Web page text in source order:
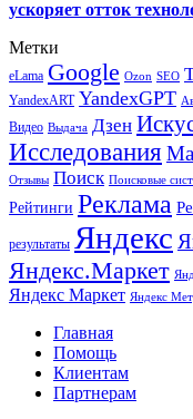
ускоряет отток
Метки
eLama Google Ozon SEO
YandexART YandexGPT
Видео Выдача Дзен
Исследования
Отзывы Поиск Поисковые
Рейтинги Реклама
результаты Яндекс
Яндекс.Маркет
Яндекс Маркет Яндекс
Главная
Помощь
Клиентам
Партнерам